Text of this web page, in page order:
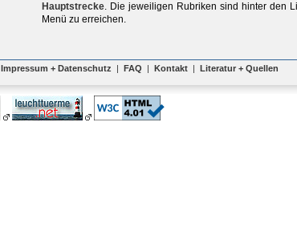
Hauptstrecke. Die jeweiligen Rubriken sind hinter den
Menü zu erreichen.
Impressum + Datenschutz | FAQ | Kontakt | Literatur + Quellen